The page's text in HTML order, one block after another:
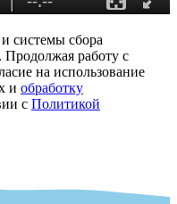
системы сбора
Продолжая работу с
на использование
и обработку
с Политикой